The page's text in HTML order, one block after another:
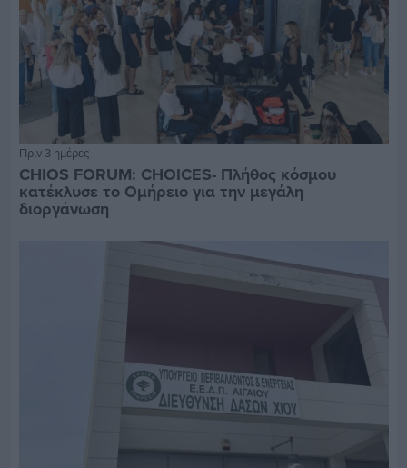
Πριν 3 ημέρες
CHIOS FORUM: CHOICES- Πλήθος κόσμου
κατέκλυσε το Ομήρειο για την μεγάλη
διοργάνωση